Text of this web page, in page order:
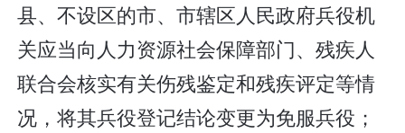
县、不设区的市、市辖区人民政府兵役机
关应当向人力资源社会保障部门、残疾人
联合会核实有关伤残鉴定和残疾评定等情
况，将其兵役登记结论变更为免服兵役；